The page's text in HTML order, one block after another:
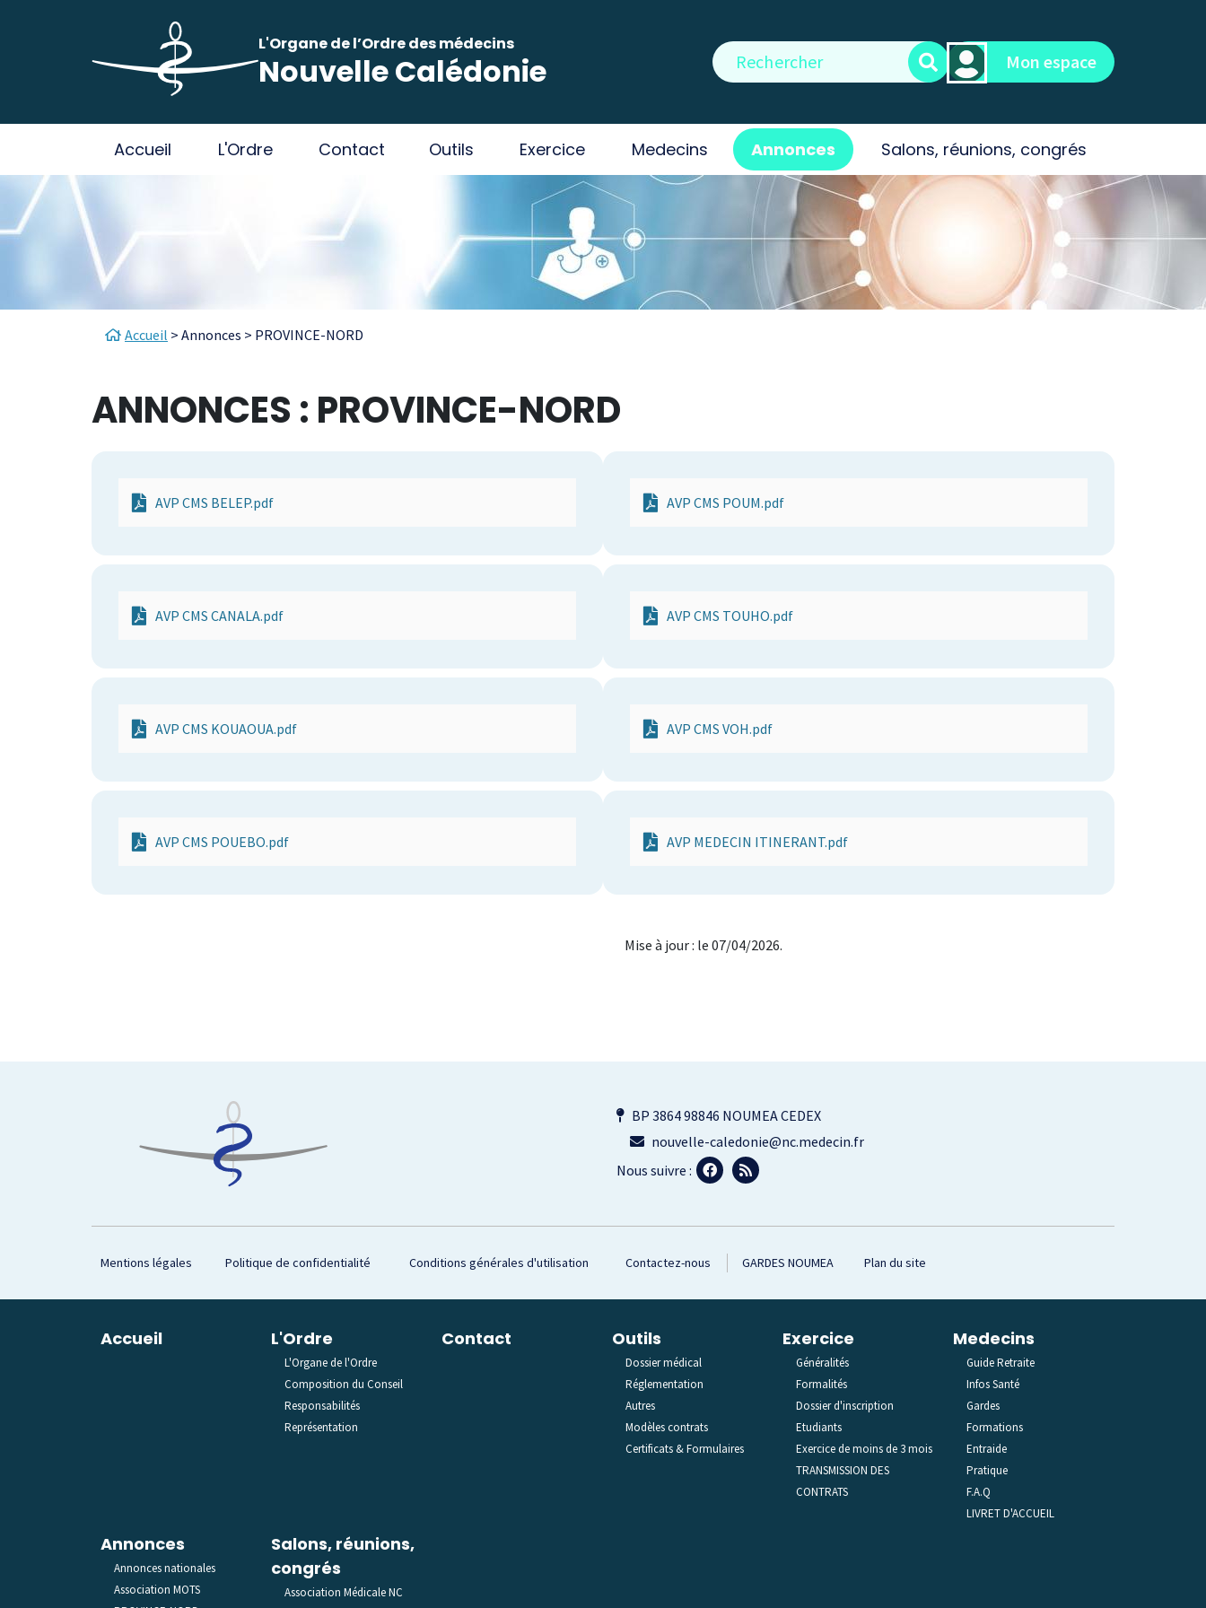
L'Organe de l’Ordre des médecins
Nouvelle Calédonie Rechercher Mon espace
Main navigation
Accueil L'Ordre Contact Outils Exercice Medecins Annonces Salons, réunions, congrés
Fil d'Ariane
Accueil Annonces PROVINCE-NORD
ANNONCES : PROVINCE-NORD
AVP CMS BELEP.pdf
AVP CMS CANALA.pdf
AVP CMS KOUAOUA.pdf
AVP CMS POUEBO.pdf
AVP CMS POUM.pdf
AVP CMS TOUHO.pdf
AVP CMS VOH.pdf
AVP MEDECIN ITINERANT.pdf
Mise à jour : le 07/04/2026.
BP 3864 98846 NOUMEA CEDEX
nouvelle-caledonie@nc.medecin.fr
Nous suivre :
Mentions légales Politique de confidentialité Conditions générales d'utilisation Contactez-nous GARDES NOUMEA Plan du site
Accueil L'Ordre
L'Organe de l'Ordre
Composition du Conseil
Responsabilités
Représentation
Contact Outils
Dossier médical
Réglementation
Autres
Modèles contrats
Certificats & Formulaires
Exercice
Généralités
Formalités
Dossier d'inscription
Etudiants
Exercice de moins de 3 mois
TRANSMISSION DES
CONTRATS
Medecins
Guide Retraite
Infos Santé
Gardes
Formations
Entraide
Pratique
F.A.Q
LIVRET D'ACCUEIL
Annonces
Annonces nationales
Association MOTS
Salons, réunions,
congrés
Association Médicale NC